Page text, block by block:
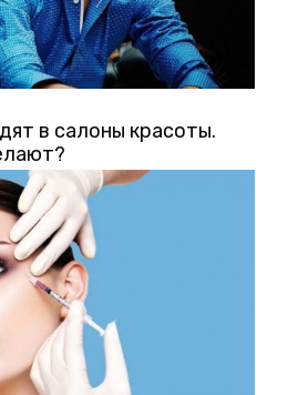
в салоны красоты.